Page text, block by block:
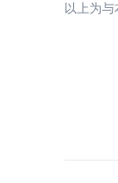
以上为